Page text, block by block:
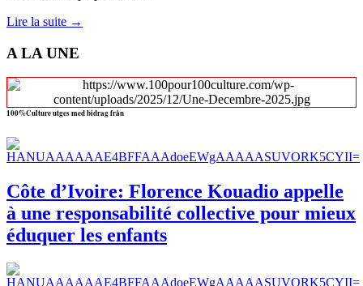
Lire la suite →
A LA UNE
100%Culture utges med bidrag från
Côte d’Ivoire: Florence Kouadio appelle
à une responsabilité collective pour mieux
éduquer les enfants